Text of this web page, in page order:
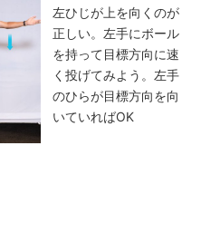
左ひじが上を向くのが
正しい。左手にボール
を持って目標方向に速
く投げてみよう。左手
のひらが目標方向を向
いていればOK